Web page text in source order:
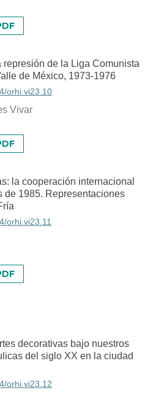
de la Liga Comunista
de México, 1973-1976
orhi.vi23.10
Vivar
la cooperación internacional
de 1985. Representaciones
orhi.vi23.11
decorativas bajo nuestros
del siglo XX en la ciudad
orhi.vi23.12